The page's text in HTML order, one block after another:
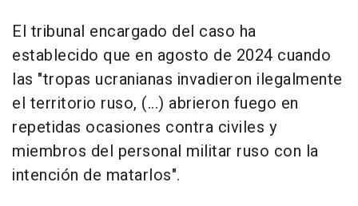
El tribunal encargado del caso ha
establecido que en agosto de 2024 cuando
las "tropas ucranianas invadieron ilegalmente
el territorio ruso, (...) abrieron fuego en
repetidas ocasiones contra civiles y
miembros del personal militar ruso con la
intención de matarlos".